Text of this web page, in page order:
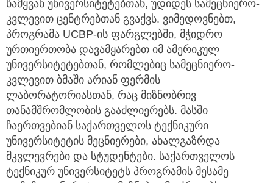
კვლევით ცენტრებთან გვაქვს. ვიმედოვნებთ,
პროგრამა UCBP-ის ფარგლებში, მჭიდრო
ურთიერთობა დავამყარებთ იმ ამერიკულ
უნივერსიტეტებთან, რომლებიც სამეცნიერო-
კვლევით ბმაში არიან ფერმის
ლაბორატორიასთან, რაც მიზნობრივ
თანამშრომლობის გააძლიერებს. მასში
ჩაერთვებიან საქართველოს ტექნიკური
უნივერსიტეტის მეცნიერები, ახალგაზრდა
მკვლევრები და სტუდენტები. საქართველოს
ტექნიკურ უნივერსიტეტს პროგრამის მესამე
ფაზაზე კონკრეტული მიზნები ამოძრავებს -